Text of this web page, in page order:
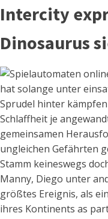
Intercity
Dinosaurus
hat solange unter
Sprudel hinter
Schlaffheit je
gemeinsamen
ungleichen Gefährten
Stamm keineswegs
Manny, Diego unter
größtes Ereignis, als
ihres Kontinents as